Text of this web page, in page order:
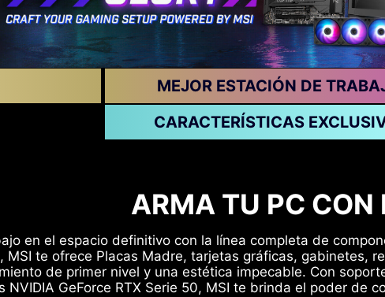
MEJOR ESTACIÓN DE
CARACTERÍSTICAS
ARMA TU PC CON
en el espacio definitivo con la línea completa de
te ofrece Placas Madre, tarjetas gráficas, gabinetes,
de primer nivel y una estética impecable. Con
NVIDIA GeForce RTX Serie 50, MSI te brinda el poder de